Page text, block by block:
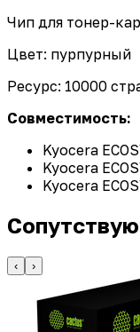
Чип для тонер-
Цвет: пурпурный
Ресурс: 10000
Совместимость:
Kyocera
Kyocera
Kyocera
‹ ›